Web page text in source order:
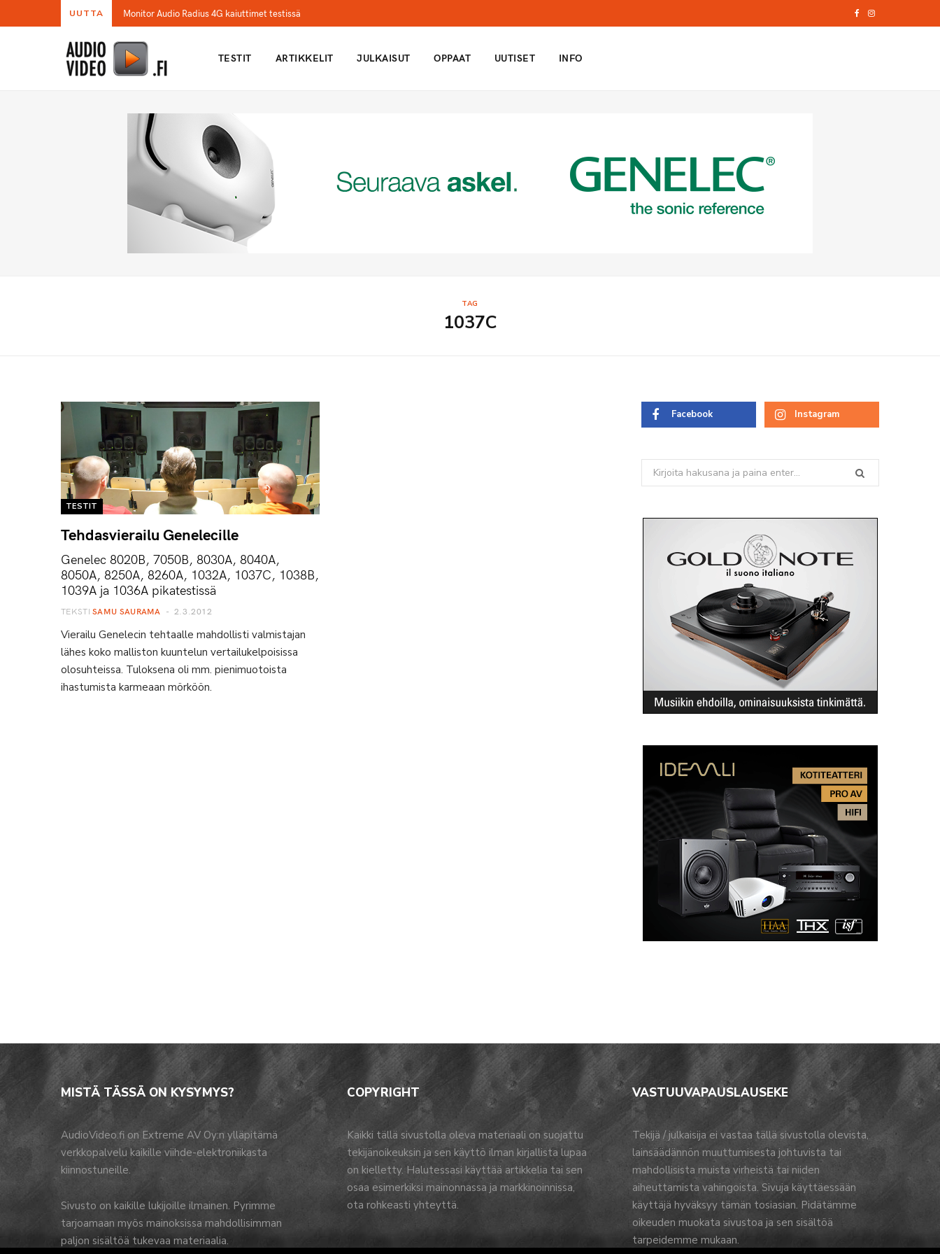
UUTTA Monitor Audio Radius 4G kaiuttimet testissä I
TESTIT ARTIKKELIT JULKAISUT OPPAAT UUTISET INFO
TAG
1037C
TESTIT
Tehdasvierailu Genelecille
Genelec 8020B, 7050B, 8030A, 8040A,
8050A, 8250A, 8260A, 1032A, 1037C, 1038B,
1039A ja 1036A pikatestissä
TEKSTI SAMU SAURAMA 2.3.2012
Vierailu Genelecin tehtaalle mahdollisti valmistajan
lähes koko malliston kuuntelun vertailukelpoisissa
olosuhteissa. Tuloksena oli mm. pienimuotoista
ihastumista karmeaan mörköön.
Facebook Instagram
Search
for:
MISTÄ TÄSSÄ ON KYSYMYS?
AudioVideo.fi on Extreme AV Oy:n ylläpitämä
verkkopalvelu kaikille viihde-elektroniikasta
kiinnostuneille.
Sivusto on kaikille lukijoille ilmainen. Pyrimme
tarjoamaan myös mainoksissa mahdollisimman
paljon sisältöä tukevaa materiaalia.
COPYRIGHT
Kaikki tällä sivustolla oleva materiaali on suojattu
tekijänoikeuksin ja sen käyttö ilman kirjallista lupaa
on kielletty. Halutessasi käyttää artikkelia tai sen
osaa esimerkiksi mainonnassa ja markkinoinnissa,
ota rohkeasti yhteyttä.
VASTUUVAPAUSLAUSEKE
Tekijä / julkaisija ei vastaa tällä sivustolla olevista,
lainsäädännön muuttumisesta johtuvista tai
mahdollisista muista virheistä tai niiden
aiheuttamista vahingoista. Sivuja käyttäessään
käyttäjä hyväksyy tämän tosiasian. Pidätämme
oikeuden muokata sivustoa ja sen sisältöä
tarpeidemme mukaan.